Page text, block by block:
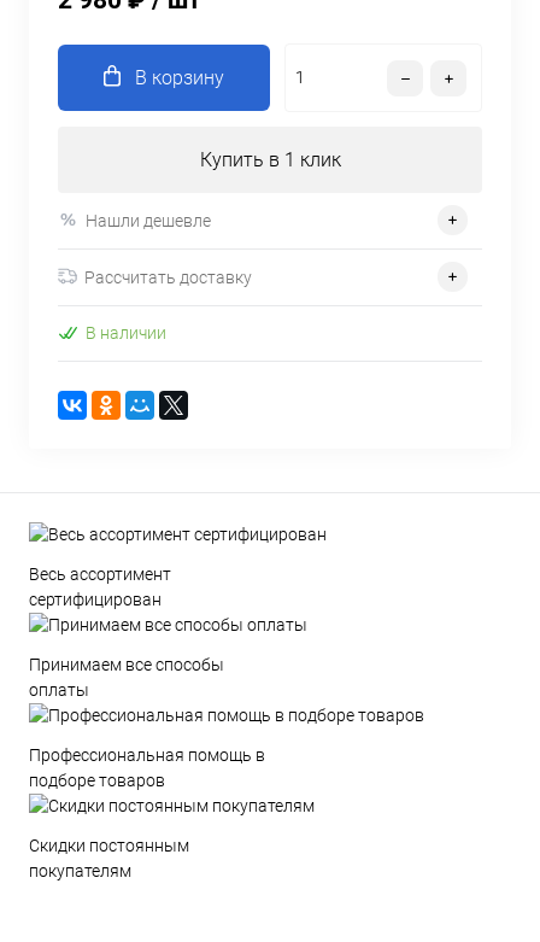
В корзину
Купить в 1 клик
Нашли дешевле
Рассчитать доставку
В наличии
Весь ассортимент
сертифицирован
Принимаем все способы
оплаты
Профессиональная помощь в
подборе товаров
Скидки постоянным
покупателям